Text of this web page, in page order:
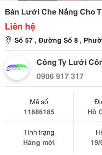
Bán Lưới Che Nắng Cho
Liên hệ
Số 57 , Đường Số 8 ,
Công Ty Lưới
0906 917 317
Mã số
11886185
Hồ
Tình trạng
Hàng mới